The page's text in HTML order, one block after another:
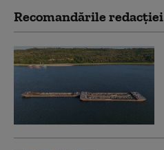
Recomandările redacţiei